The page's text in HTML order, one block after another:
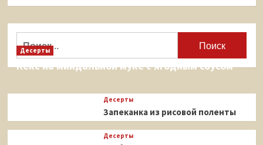
Десерты
Кекс на миндальной муке с ягодным соусом
Десерты
Запеканка из рисовой поленты
Десерты